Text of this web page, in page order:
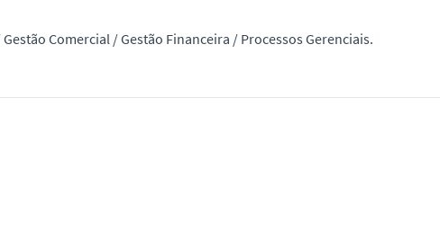
Comercial / Gestão Financeira / Processos Gerenciais.